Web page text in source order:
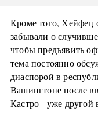
Кроме того, Хейфец
забывали о
чтобы предъявить
тема постоянно
диаспорой в
Вашингтоне после
Кастро - уже другой